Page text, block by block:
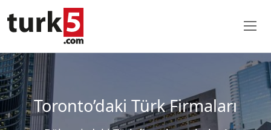
Toronto’daki Türk Firmaları